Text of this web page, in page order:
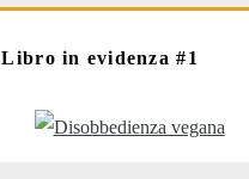
Libro in evidenza #1